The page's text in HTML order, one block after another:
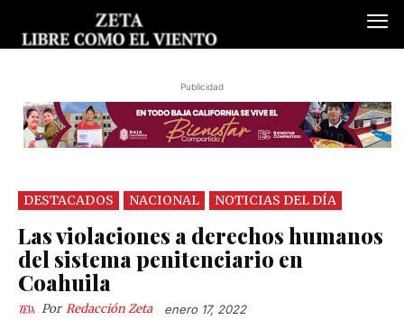
Publicidad
DESTACADOS NACIONAL NOTICIAS DEL DÍA
Las violaciones a derechos humanos
del sistema penitenciario en
Coahuila
Redacción Zeta